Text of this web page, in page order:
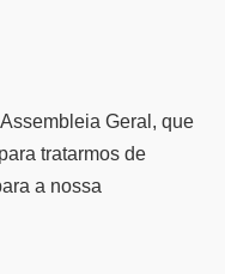
Geral, que
tratarmos de
a nossa